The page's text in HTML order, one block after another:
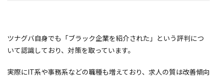
ツナグバ自身でも「ブラック企業を紹介された」という評判につ
いて認識しており、対策を取っています。
実際にIT系や事務系などの職種も増えており、求人の質は改善傾向